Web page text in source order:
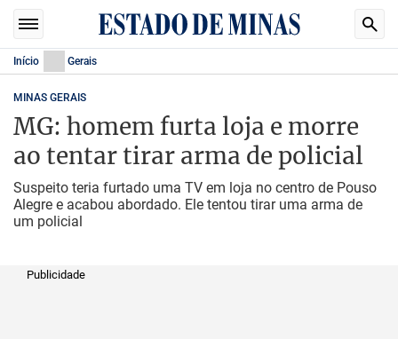
Início Gerais
MINAS GERAIS
MG: homem furta loja e morre
ao tentar tirar arma de policial
Suspeito teria furtado uma TV em loja no centro de Pouso
Alegre e acabou abordado. Ele tentou tirar uma arma de
um policial
Publicidade